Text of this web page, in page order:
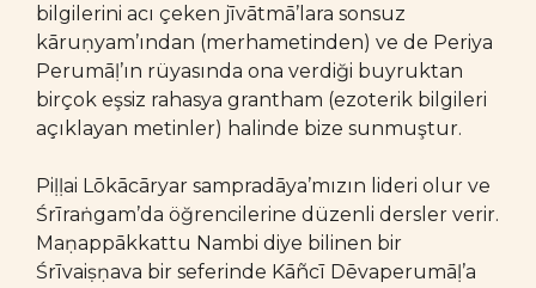
bilgilerini acı çeken jīvātmā’lara sonsuz
kāruṇyam’ından (merhametinden) ve de Periya
Perumāḷ’ın rüyasında ona verdiği buyruktan
birçok eşsiz rahasya grantham (ezoterik bilgileri
açıklayan metinler) halinde bize sunmuştur.
Piḷḷai Lōkācāryar sampradāya’mızın lideri olur ve
Śrīraṅgam’da öğrencilerine düzenli dersler verir.
Maṇappākkattu Nambi diye bilinen bir
Śrīvaiṣṇava bir seferinde Kāñcī Dēvaperumāḷ’a